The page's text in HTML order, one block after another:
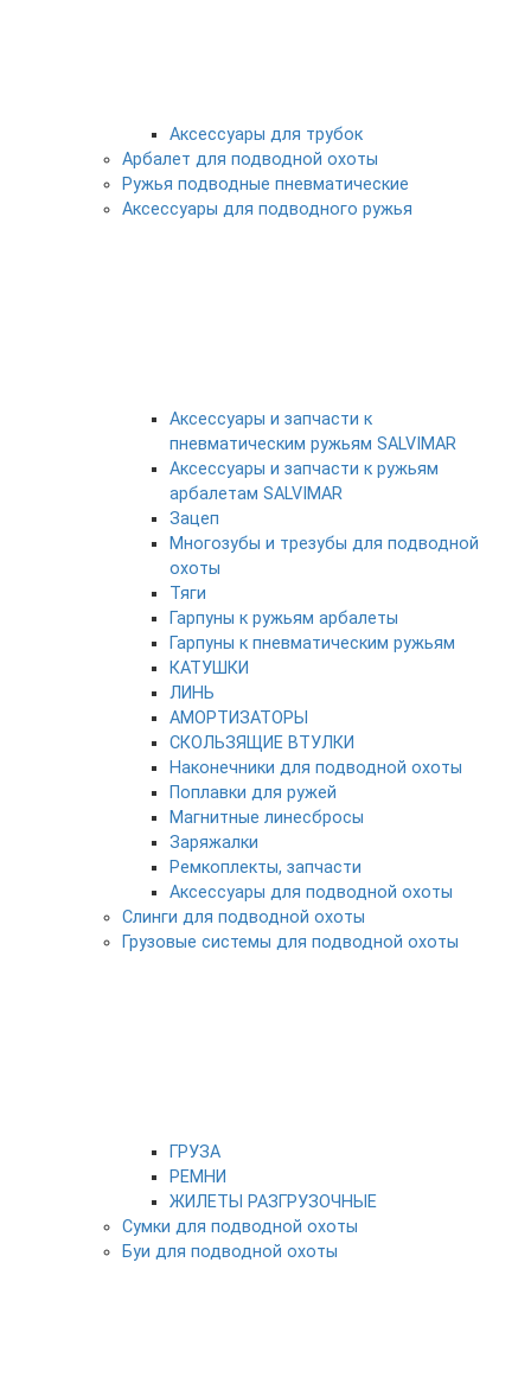
Аксессуары для трубок
Арбалет для подводной охоты
Ружья подводные пневматические
Аксессуары для подводного ружья
Аксессуары и запчасти к
пневматическим ружьям SALVIMAR
Аксессуары и запчасти к ружьям
арбалетам SALVIMAR
Зацеп
Многозубы и трезубы для подводной
охоты
Тяги
Гарпуны к ружьям арбалеты
Гарпуны к пневматическим ружьям
КАТУШКИ
ЛИНЬ
АМОРТИЗАТОРЫ
СКОЛЬЗЯЩИЕ ВТУЛКИ
Наконечники для подводной охоты
Поплавки для ружей
Магнитные линесбросы
Заряжалки
Ремкоплекты, запчасти
Аксессуары для подводной охоты
Слинги для подводной охоты
Грузовые системы для подводной охоты
ГРУЗА
РЕМНИ
ЖИЛЕТЫ РАЗГРУЗОЧНЫЕ
Сумки для подводной охоты
Буи для подводной охоты